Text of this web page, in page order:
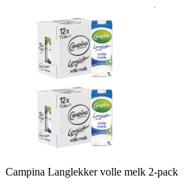
Campina Langlekker volle melk 2-pack